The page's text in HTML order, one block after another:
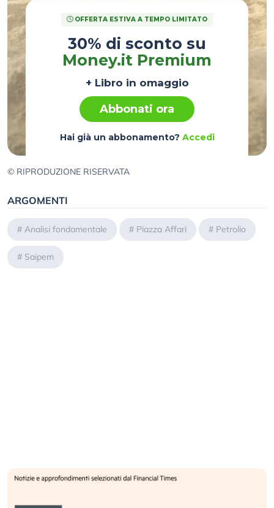
OFFERTA ESTIVA A TEMPO LIMITATO
30% di sconto su
Money.it Premium
+ Libro in omaggio
Abbonati ora
Hai già un abbonamento? Accedi
© RIPRODUZIONE RISERVATA
ARGOMENTI
# Analisi fondamentale # Piazza Affari # Petrolio
# Saipem